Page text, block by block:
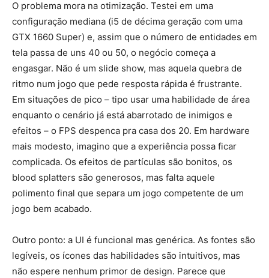
O problema mora na otimização. Testei em uma
configuração mediana (i5 de décima geração com uma
GTX 1660 Super) e, assim que o número de entidades em
tela passa de uns 40 ou 50, o negócio começa a
engasgar. Não é um slide show, mas aquela quebra de
ritmo num jogo que pede resposta rápida é frustrante.
Em situações de pico – tipo usar uma habilidade de área
enquanto o cenário já está abarrotado de inimigos e
efeitos – o FPS despenca pra casa dos 20. Em hardware
mais modesto, imagino que a experiência possa ficar
complicada. Os efeitos de partículas são bonitos, os
blood splatters são generosos, mas falta aquele
polimento final que separa um jogo competente de um
jogo bem acabado.
Outro ponto: a UI é funcional mas genérica. As fontes são
legíveis, os ícones das habilidades são intuitivos, mas
não espere nenhum primor de design. Parece que